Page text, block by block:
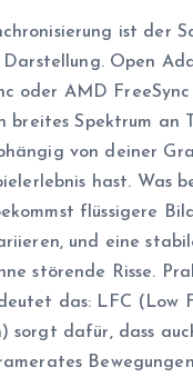
ist der
Open
oder AMD
breites Spektrum an
von deiner
hast. Was
flüssigere
und eine
störende Risse.
das: LFC (Low
sorgt dafür, dass